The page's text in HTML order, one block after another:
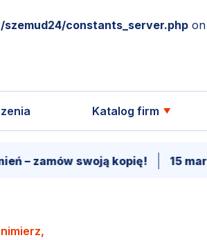
constants_server.php
Katalog firm
swoją kopię! 15 marca -